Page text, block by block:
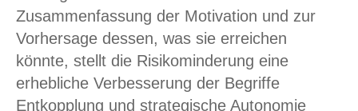
Zusammenfassung der Motivation und zur
Vorhersage dessen, was sie erreichen
könnte, stellt die Risikominderung eine
erhebliche Verbesserung der Begriffe
Entkopplung und strategische Autonomie